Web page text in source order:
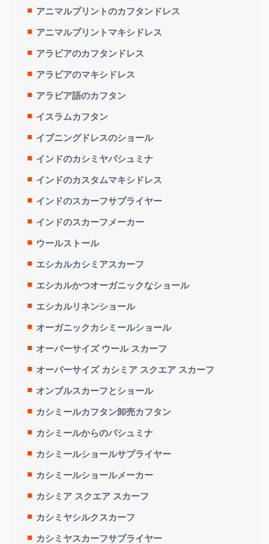
アニマルプリントのカフタンドレス
アニマルプリントマキシドレス
アラビアのカフタンドレス
アラビアのマキシドレス
アラビア語のカフタン
イスラムカフタン
イブニングドレスのショール
インドのカシミヤパシュミナ
インドのカスタムマキシドレス
インドのスカーフサプライヤー
インドのスカーフメーカー
ウールストール
エシカルカシミアスカーフ
エシカルかつオーガニックなショール
エシカルリネンショール
オーガニックカシミールショール
オーバーサイズ ウール スカーフ
オーバーサイズ カシミア スクエア スカーフ
オンブルスカーフとショール
カシミールカフタン卸売カフタン
カシミールからのパシュミナ
カシミールショールサプライヤー
カシミールショールメーカー
カシミア スクエア スカーフ
カシミヤシルクスカーフ
カシミヤスカーフサプライヤー